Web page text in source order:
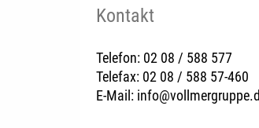
Kontakt
Telefon: 02 08 / 588 577
Telefax: 02 08 / 588 57-460
E-Mail: